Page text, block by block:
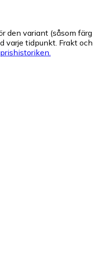
den variant (såsom färg
varje tidpunkt. Frakt och